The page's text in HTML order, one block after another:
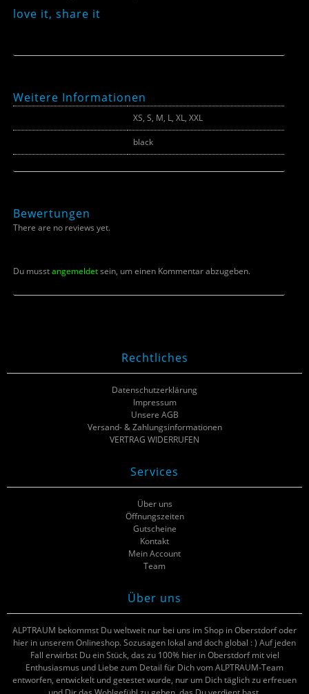
love it, share it
Weitere Informationen
XS, S, M, L, XL, XXL
black
Bewertungen
There are no reviews yet.
Du musstangemeldetsein, um einen Kommentar abzugeben.
Rechtliches
Datenschutzerklärung
Impressum
Unsere AGB
Versand- & Zahlungsinformationen
VERTRAG WIDERRUFEN
Services
Über uns
Öffnungszeiten
Gutscheine
Kontakt
Mein Account
Team
Über uns
ALPTRAUM bekommst Du weltweit nur bei uns im Shop in Oberstdorf oder
hier in unserem Onlineshop. Sozusagen lokal and doch global : ) Auf jeden
Fall erwirbst Du ein Stück, das zu 100% hier in Oberstdorf mit viel
Enthusiasmus und Liebe zum Detail für Dich vom ALPTRAUM-Team
entworfen, entwickelt und getestet wurde, nur um Dich täglich zu erfreuen